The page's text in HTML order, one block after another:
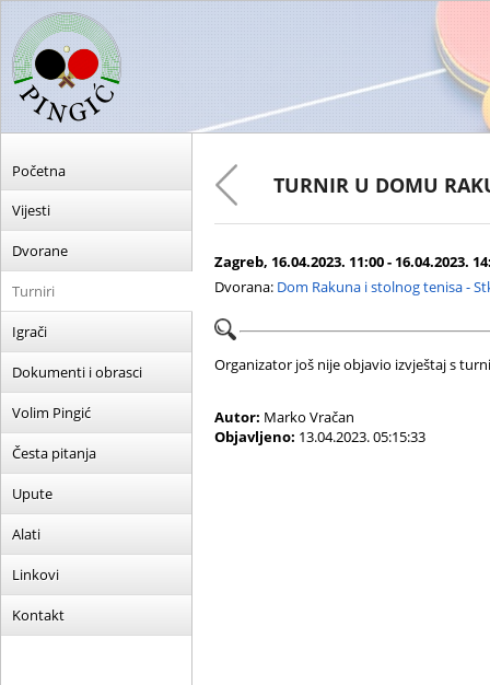
Početna
Vijesti
Dvorane
Turniri
Igrači
Dokumenti i obrasci
Volim Pingić
Česta pitanja
Upute
Alati
Linkovi
Kontakt
TURNIR U DOMU
Zagreb, 16.04.2023. 11:00 - 16.04.2023.
Dvorana: Dom Rakuna i stolnog tenisa -
Organizator još nije objavio izvještaj s
Autor: Marko Vračan
Objavljeno: 13.04.2023. 05:15:33